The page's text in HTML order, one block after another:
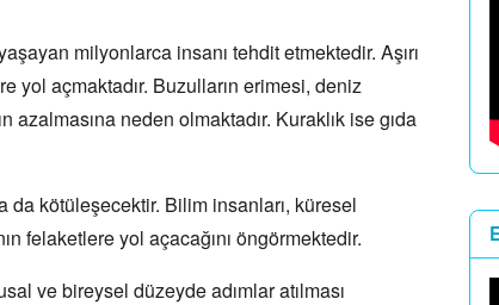
milyonlarca insanı tehdit etmektedir. Aşırı
yol açmaktadır. Buzulların erimesi, deniz
azalmasına neden olmaktadır. Kuraklık ise gıda
da kötüleşecektir. Bilim insanları, küresel
felaketlere yol açacağını öngörmektedir.
ve bireysel düzeyde adımlar atılması